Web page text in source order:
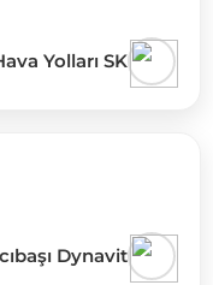
Yolları SK
Dynavit